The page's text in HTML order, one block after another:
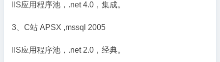
IIS应用程序池，.net 4.0，集成。
3、C站 APSX ,mssql 2005
IIS应用程序池，.net 2.0，经典。